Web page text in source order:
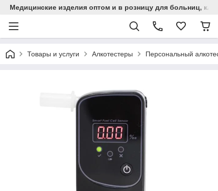
Медицинские изделия оптом и в розницу для больниц,
Товары и услуги Алкотестеры Персональный